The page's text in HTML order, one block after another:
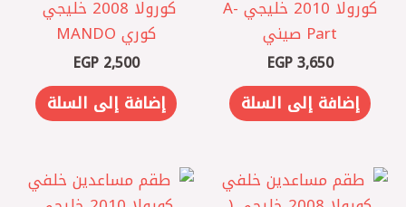
كورولا 2010 خليجي A-
Part صيني
EGP3,650
إضافة إلى السلة
كورولا 2008 خليجي ‏
كوري MANDO
EGP2,500
إضافة إلى السلة